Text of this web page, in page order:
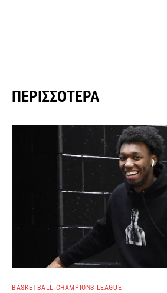
ΠΕΡΙΣΣΌΤΕΡΑ
BASKETBALL CHAMPIONS LEAGUE